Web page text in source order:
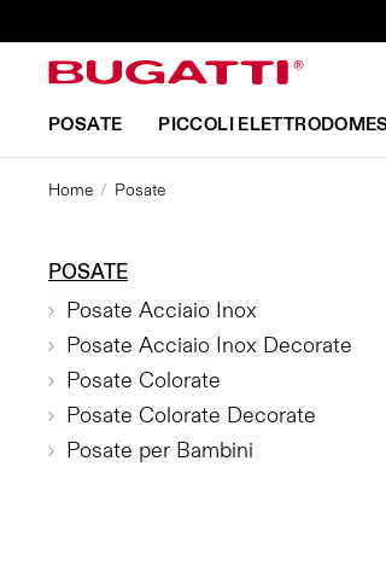
POSATE PICCOLI
Home Posate
POSATE
Posate Acciaio Inox
Posate Acciaio Inox Decorate
Posate Colorate
Posate Colorate Decorate
Posate per Bambini